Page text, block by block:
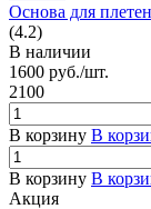
Основа для
(4.2)
В наличии
1600 руб./шт.
2100
В корзину В
В корзину В
Акция